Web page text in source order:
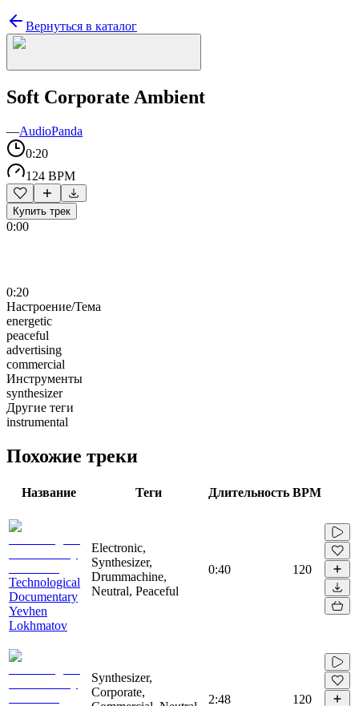
Вернуться в каталог
Soft Corporate Ambient
—AudioPanda
0:20
124 BPM
Купить трек
0:00
0:20
Настроение/Тема
energetic
peaceful
advertising
commercial
Инструменты
synthesizer
Другие теги
instrumental
Похожие треки
Название Теги Длительность BPM
Technological
Documentary
Yevhen
Lokhmatov
Electronic,
Synthesizer,
Drummachine,
Neutral, Peaceful
0:40 120
Synthesizer,
Corporate,
2:48 120